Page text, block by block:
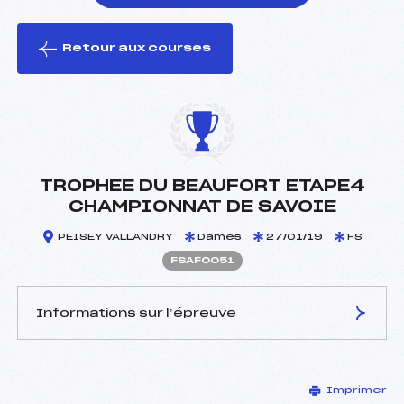
le ski
Retour aux courses
TROPHEE DU BEAUFORT ETAPE4
CHAMPIONNAT DE SAVOIE
PEISEY VALLANDRY Dames 27/01/19 FS
FSAF0051
Informations sur l’épreuve
DHEYRIAT FABIENNE (SA)
Imprimer